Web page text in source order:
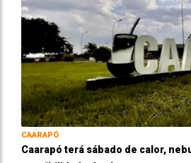
CAARAPÓ
Caarapó terá sábado de calor,